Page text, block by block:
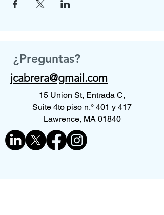
¿Preguntas?
jcabrera@gmail.com
15 Union St, Entrada C,
Suite 4to piso n.° 401 y 417
Lawrence, MA 01840